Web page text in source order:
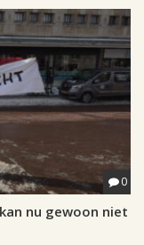
0
nu gewoon niet